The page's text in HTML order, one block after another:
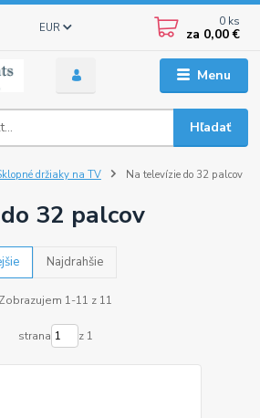
Menu
EUR
Hľadať
0 ks
za 0,00 €
držiaky na TV Na televízie do 32 palcov
32 palcov
Najdrahšie
Zobrazujem 1-11 z 11
strana z 1